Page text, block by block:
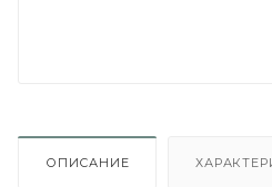
ОПИСАНИЕ